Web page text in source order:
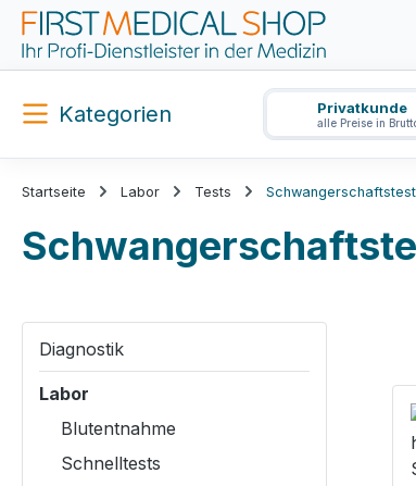
Hauptinhalt springen
Zur Suche springen
Zur Hauptnavigation springen
Kategorien Privatkunde
alle Preise in
Startseite Labor Tests Schwangerschaftstest
Diagnostik
Labor
Blutentnahme
Schnelltests